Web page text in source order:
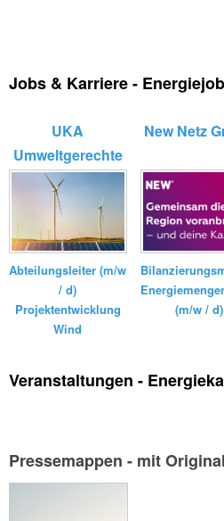
Jobs & Karriere -
UKA
Umweltgerechte
Kraftanlagen
GmbH ...
Abteilungsleiter (m/w
/ d)
Projektentwicklung
Wind
New Netz
(m/w / d)
Veranstaltungen -
Pressemappen - mit